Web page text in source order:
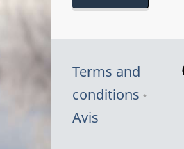
Terms and
conditions
Avis